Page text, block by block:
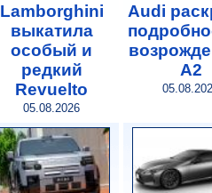
Lamborghini
выкатила
особый и
редкий
Revuelto
05.08.2026
Audi
A2